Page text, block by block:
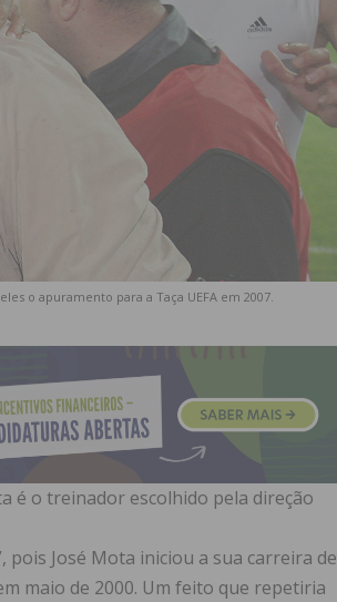
o apuramento para a Taça UEFA em 2007.
é o treinador escolhido pela direção
pois José Mota iniciou a sua carreira de
maio de 2000. Um feito que repetiria